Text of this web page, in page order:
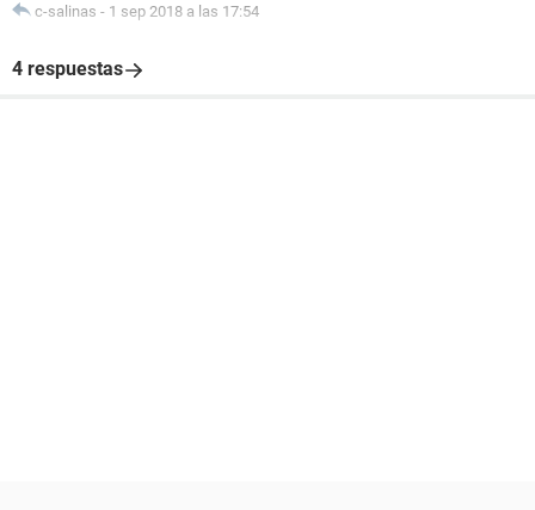
c-salinas - 1 sep 2018 a las 17:54
4 respuestas